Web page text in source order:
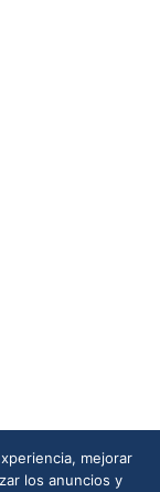
mejorar
los anuncios y